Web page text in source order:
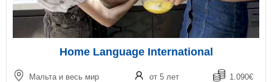
Home Language International
Мальта и весь мир от 5 лет 1.090€